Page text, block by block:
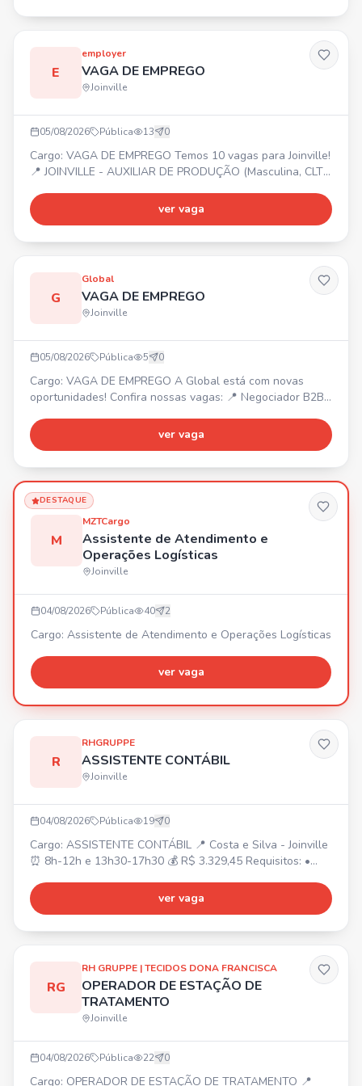
E
employer
VAGA DE EMPREGO
Joinville
05/08/2026 Pública 13 0
Cargo: VAGA DE EMPREGO Temos 10 vagas para Joinville!
📍 JOINVILLE - AUXILIAR DE PRODUÇÃO (Masculina, CLT
CLT Art. 390) - OPERADOR DE USINAGEM (Masculina, CLT
Art. 390) Entre em contato ou compareça na Employer! 📍
ver vaga
G
Global
VAGA DE EMPREGO
Joinville
05/08/2026 Pública 5 0
Cargo: VAGA DE EMPREGO A Global está com novas
oportunidades! Confira nossas vagas: 📍 Negociador B2B
Araquari/SC. 📍 Estagiário de Marketing – Joinville/SC. 📍
Back Office – Joinville/SC. 📍 Estagiário B2C – Joinville/SC
Joinville/SC. Venha fazer parte de uma empresa que inve
ver vaga
DESTAQUE
M
MZTCargo
Assistente de Atendimento e
Operações Logísticas
Joinville
04/08/2026 Pública 40 2
Cargo: Assistente de Atendimento e Operações Logísticas
ver vaga
R
RHGRUPPE
ASSISTENTE CONTÁBIL
Joinville
04/08/2026 Pública 19 0
Cargo: ASSISTENTE CONTÁBIL 📍 Costa e Silva - Joinville
⏰ 8h-12h e 13h30-17h30 💰 R$ 3.329,45 Requisitos: •
Técnico em Contabilidade completo. • Experiência na área
contábil. • Conhecimento em rotinas e lançamentos
ver vaga
RG
RH GRUPPE | TECIDOS DONA FRANCISCA
OPERADOR DE ESTAÇÃO DE
TRATAMENTO
Joinville
04/08/2026 Pública 22 0
Cargo: OPERADOR DE ESTAÇÃO DE TRATAMENTO 📍